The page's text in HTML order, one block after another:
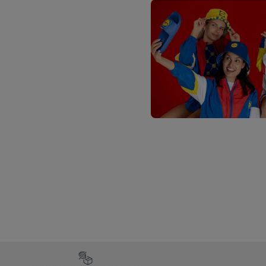
Footerelement met de verschillende USPs van Lidl.be
waaronder de
kracht in te trekken,